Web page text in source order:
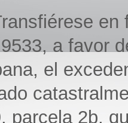
a favor
el
parcela 2b,